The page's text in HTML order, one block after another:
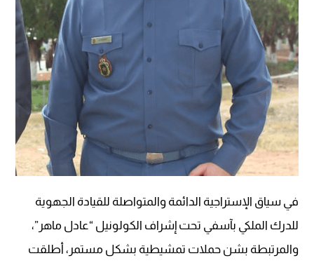
في سياق الإستراجية الدائمة والمتواصلة للقيادة الجهوية
للدرك الملكي بآسفي تحت إشراف الكولونيل “عادل ماهر”،
والمرتبطة بشن حملات تمشيطية بشكل مستمر، أطلقت